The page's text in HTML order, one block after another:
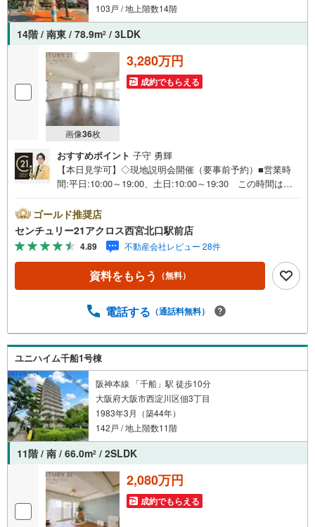
103戸 / 地上階数14階
14階 / 南東 / 78.9m2 / 3LDK
画像36枚
3,280万円
成約でもらえる
おすすめポイント 子守 勇輝
【本日見学可】◇現地説明会開催（要事前予約）■営業時
間:平日:10:00～19:00、土日:10:00～19:30 この時間はお
南東向き角住戸で陽当たり眺望良好♪淀川花火大会も鑑賞
できます♪！平成29年1月室南全面改装履歴ございます。自
走式屋内駐車場権利付きでカーライフも満喫できます♪○セ
ンチュリー21アクロスグループの3つの特徴○■センチュリ
ー21グループで28年連続No.1（1997年～2024年兵庫地区仲
介実績） 西宮・尼崎・伊丹・宝塚にて8店舗展開中。阪神
ッズスペースがございます。 8店舗すべて駅前にございま
安心ください。■取り扱い物件多数ございます。 地域密着
の当店では2000万円台の新築戸建や、1000万円台の中古マ
ンションを始め多数物件を取り扱っています。Yahoo！不
動産に掲載しきれない物件もご紹介できます。
ゴールド推奨店
センチュリー21アクロス西宮北口駅前店
4.89 不動産会社レビュー 28件
資料をもらう （無料）
電話する （通話料無料）
ユニハイム千船1号棟
阪神本線 「千船」駅 徒歩10分
大阪府大阪市西淀川区佃3丁目
1983年3月（築44年）
142戸 / 地上階数11階
11階 / 南 / 66.0m2 / 2SLDK
2,080万円
成約でもらえる